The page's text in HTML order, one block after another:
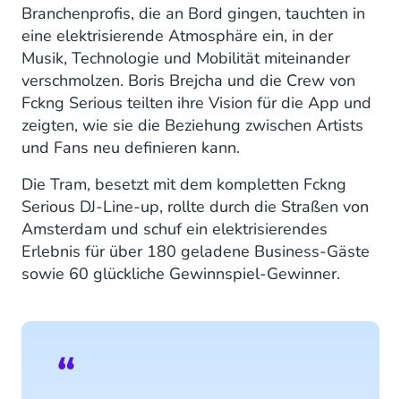
Branchenprofis, die an Bord gingen, tauchten in
eine elektrisierende Atmosphäre ein, in der
Musik, Technologie und Mobilität miteinander
verschmolzen. Boris Brejcha und die Crew von
Fckng Serious teilten ihre Vision für die App und
zeigten, wie sie die Beziehung zwischen Artists
und Fans neu definieren kann.
Die Tram, besetzt mit dem kompletten Fckng
Serious DJ-Line-up, rollte durch die Straßen von
Amsterdam und schuf ein elektrisierendes
Erlebnis für über 180 geladene Business-Gäste
sowie 60 glückliche Gewinnspiel-Gewinner.